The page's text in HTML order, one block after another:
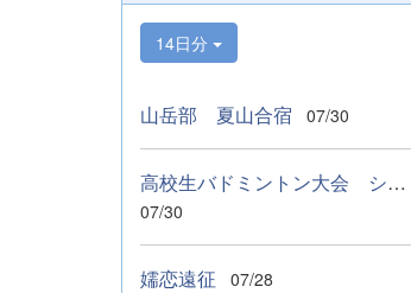
14日分
山岳部 夏山合宿 07/30
高校生バドミントン大会 シングルス ベスト１６
07/30
嬬恋遠征 07/28